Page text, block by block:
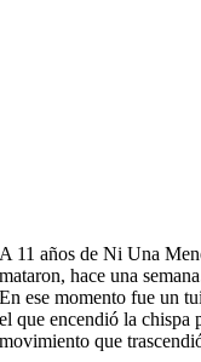
A 11 años de Ni Una
mataron, hace una
En ese momento fue un
el que encendió la chispa
movimiento que